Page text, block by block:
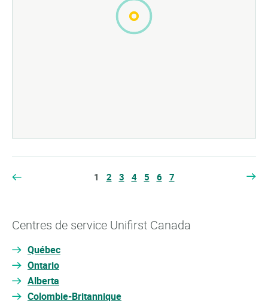
1 2 3 4 5 6 7
Centres de service Unifirst Canada
Québec
Ontario
Alberta
Colombie-Britannique